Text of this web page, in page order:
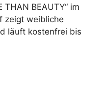
THAN BEAUTY“ im
zeigt weibliche
läuft kostenfrei bis